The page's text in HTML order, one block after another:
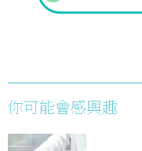
你可能會感興趣